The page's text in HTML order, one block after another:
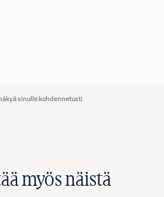
sinulle kohdennetusti
myös näistä